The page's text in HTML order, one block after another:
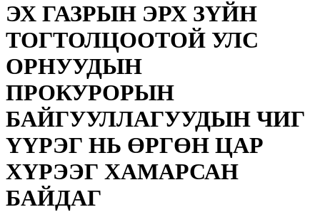
ЭХ ГАЗРЫН ЭРХ ЗҮЙН
ТОГТОЛЦООТОЙ УЛС
ОРНУУДЫН
ПРОКУРОРЫН
БАЙГУУЛЛАГУУДЫН ЧИГ
ҮҮРЭГ НЬ ӨРГӨН ЦАР
ХҮРЭЭГ ХАМАРСАН
БАЙДАГ